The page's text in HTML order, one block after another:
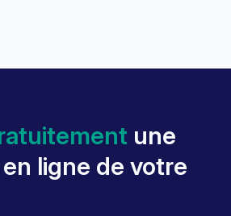
une
ligne de votre